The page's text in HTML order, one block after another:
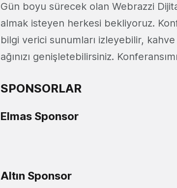
Gün boyu sürecek olan Webrazzi
almak isteyen herkesi bekliyoruz.
bilgi verici sunumları izleyebilir,
ağınızı genişletebilirsiniz.
SPONSORLAR
Elmas Sponsor
Altın Sponsor